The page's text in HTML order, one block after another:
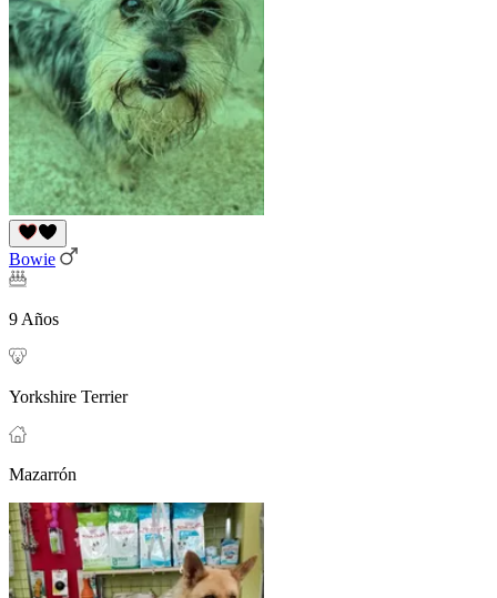
Bowie
9 Años
Yorkshire Terrier
Mazarrón